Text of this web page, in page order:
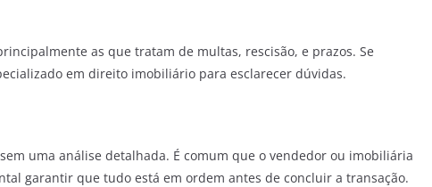
as que tratam de multas, rescisão, e prazos. Se
em direito imobiliário para esclarecer dúvidas.
uma análise detalhada. É comum que o vendedor ou imobiliária
garantir que tudo está em ordem antes de concluir a transação.